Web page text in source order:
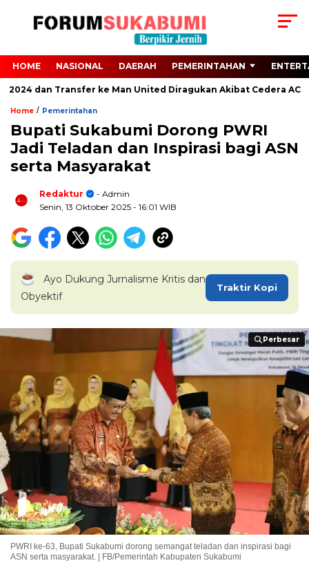
HOME NASIONAL DAERAH PEMERINTAHAN
dan Transfer ke Man United Diragukan Akibat Cedera ACL
Home / Pemerintahan
Bupati Sukabumi Dorong PWRI
Jadi Teladan dan Inspirasi bagi ASN
serta Masyarakat
Redaktur
- Admin
Senin, 13 Oktober 2025 - 16:01 WIB
Ayo Dukung Jurnalisme Kritis dan
Obyektif
Traktir Kopi
Perbesar
Perbesar
PWRI ke-63, Bupati Sukabumi dorong semangat teladan dan inspirasi bagi
ASN serta masyarakat. | FB/Pemerintah Kabupaten Sukabumi